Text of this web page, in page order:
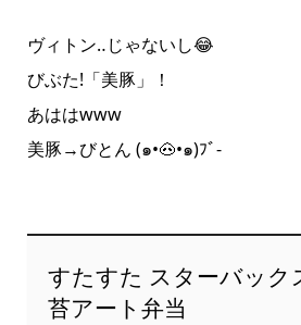
ヴィトン‥じゃないし😂
びぶた!「美豚」！
あははwww
美豚→びとん (๑•🐽•๑)ﾌﾞ-
すたすた スターバック
苔アート弁当